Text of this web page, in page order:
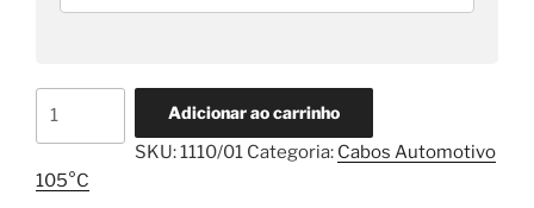
TC
Adicionar ao carrinho
SKU:1110/01 Categoria: Cabos Automotivo
105°C